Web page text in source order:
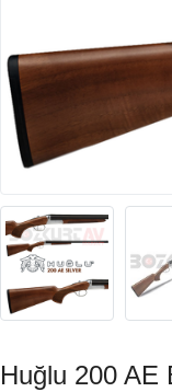
Huğlu 200 AE